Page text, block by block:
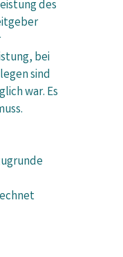
des
bei
sind
war. Es